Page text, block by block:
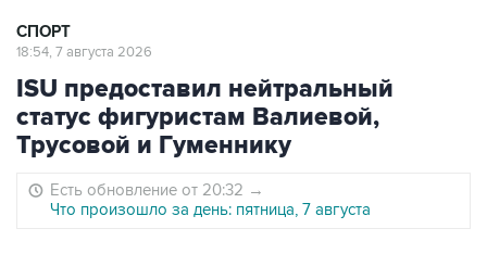
СПОРТ
18:54, 7 августа 2026
ISU предоставил нейтральный
статус фигуристам Валиевой,
Трусовой и Гуменнику
Есть обновление от 20:32 →
Что произошло за день: пятница, 7 августа